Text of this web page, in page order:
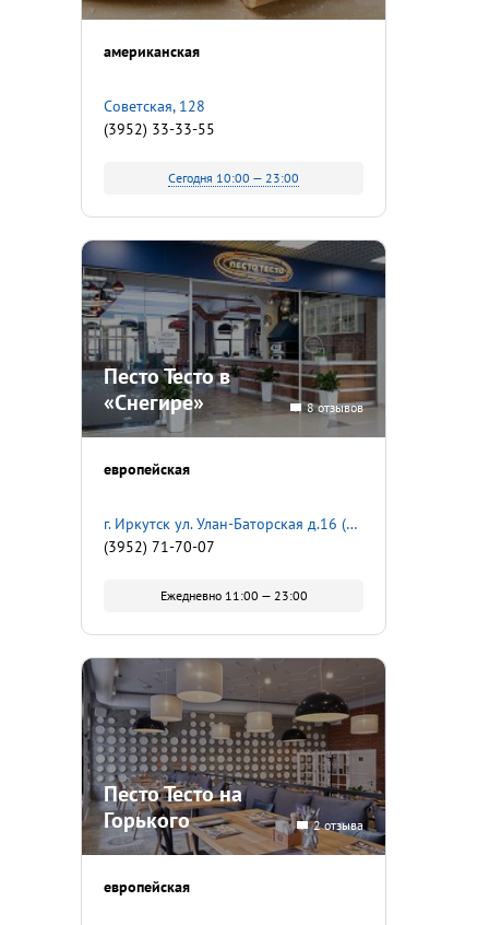
американская
Советская, 128
(3952) 33-33-55
Сегодня 10:00 — 23:00
Песто Тесто в
«Снегире»
8 отзывов
европейская
г. Иркутск ул. Улан-Баторская д.16 (ТЦ "Снегирь)
(3952) 71-70-07
Ежедневно 11:00 — 23:00
Песто Тесто на
Горького
2 отзыва
европейская